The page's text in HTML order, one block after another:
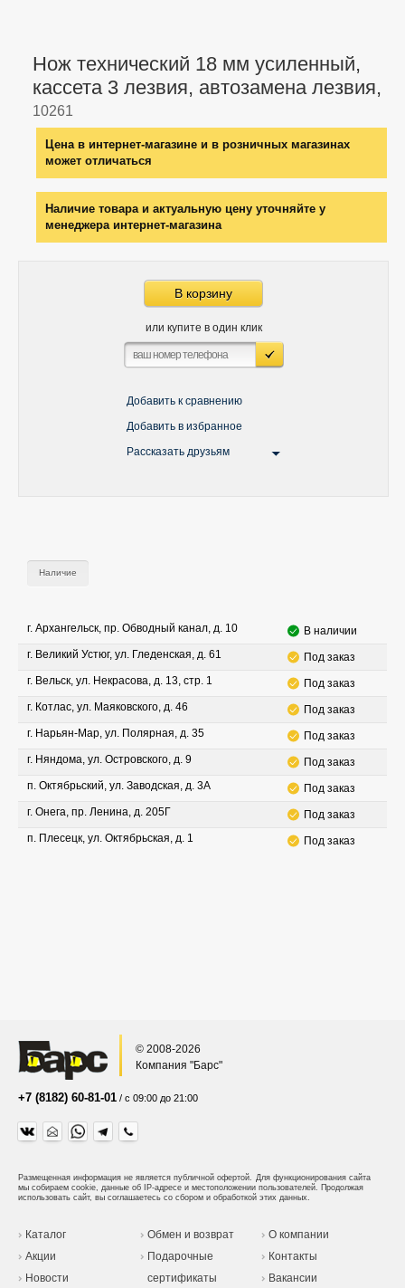
Нож технический 18 мм усиленный,
кассета 3 лезвия, автозамена лезвия,
10261
Цена в интернет-магазине и в розничных магазинах
может отличаться
Наличие товара и актуальную цену уточняйте у
менеджера интернет-магазина
В корзину
или купите в один клик
Добавить к сравнению
Добавить в избранное
Рассказать друзьям
Наличие
г. Архангельск, пр. Обводный канал, д. 10
В наличии
г. Великий Устюг, ул. Гледенская, д. 61
Под заказ
г. Вельск, ул. Некрасова, д. 13, стр. 1
Под заказ
г. Котлас, ул. Маяковского, д. 46
Под заказ
г. Нарьян-Мар, ул. Полярная, д. 35
Под заказ
г. Няндома, ул. Островского, д. 9
Под заказ
п. Октябрьский, ул. Заводская, д. 3А
Под заказ
г. Онега, пр. Ленина, д. 205Г
Под заказ
п. Плесецк, ул. Октябрьская, д. 1
Под заказ
© 2008-2026
Компания "Барс"
+7 (8182) 60-81-01 / с 09:00 до 21:00
Размещенная информация не является публичной офертой. Для функционирования сайта
мы собираем cookie, данные об IP-адресе и местоположении пользователей. Продолжая
использовать сайт, вы соглашаетесь со сбором и обработкой этих данных.
Каталог
Акции
Новости
Обмен и возврат
Подарочные
сертификаты
О компании
Контакты
Вакансии